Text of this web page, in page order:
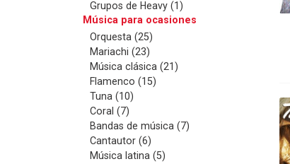
Grupos de Heavy (1)
Música para ocasiones
Orquesta (25)
Mariachi (23)
Música clásica (21)
Flamenco (15)
Tuna (10)
Coral (7)
Bandas de música (7)
Cantautor (6)
Música latina (5)